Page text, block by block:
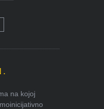
na kojoj